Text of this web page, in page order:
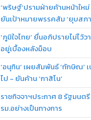
‘พริษฐ์’ปรามฝ่ายค้านหน้าใ
ยันเป้าหมายพรรคส้ม ‘ยุบสภา
‘ภูมิใจไทย’ ยื่นอภิปรายไม่ไว้ว
อยู่เบื้องหลังม็อบ
‘อนุทิน’ เผยสัมพันธ์ ‘ทักษิณ’ เ
ไป - ยันค้าน ‘กาสิโน’
ราชกิจจาฯประกาศ 8 รัฐมนต
รม.อย่างเป็นทางการ